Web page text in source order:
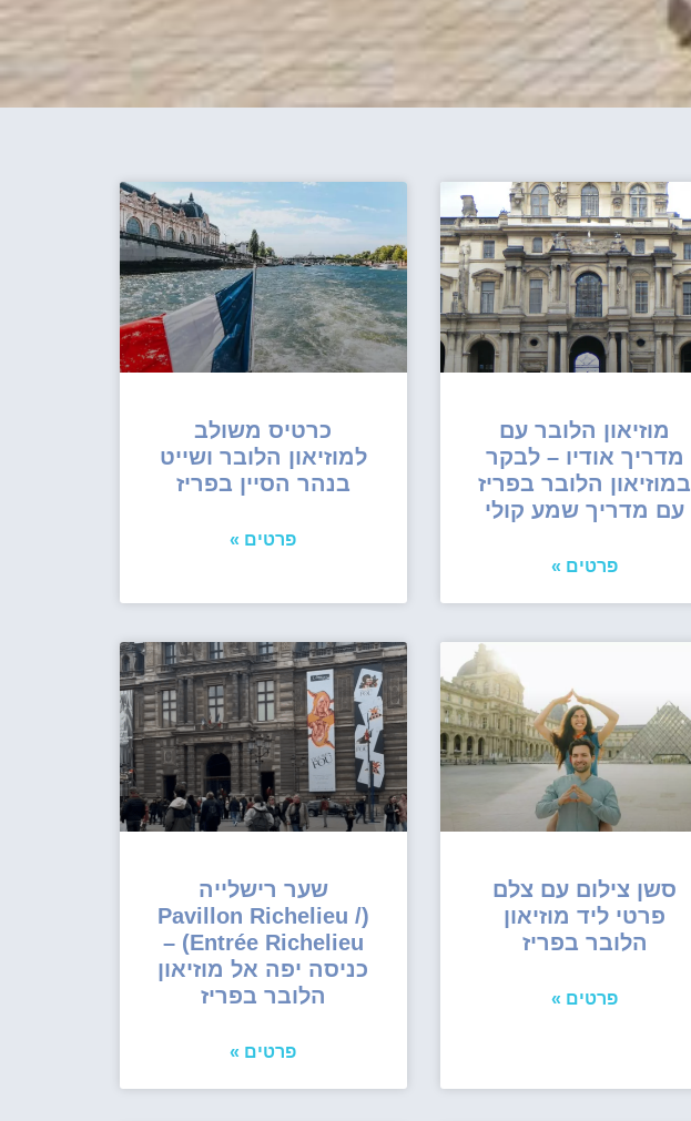
מוזיאון הלובר עם
מדריך אודיו – לבקר
במוזיאון הלובר בפריז
עם מדריך שמע קולי
פרטים »
כרטיס משולב
למוזיאון הלובר ושייט
בנהר הסיין בפריז
פרטים »
סשן צילום עם צלם
פרטי ליד מוזיאון
הלובר בפריז
פרטים »
שער רישלייה
(Pavillon Richelieu /
Entrée Richelieu) –
כניסה יפה אל מוזיאון
הלובר בפריז
פרטים »